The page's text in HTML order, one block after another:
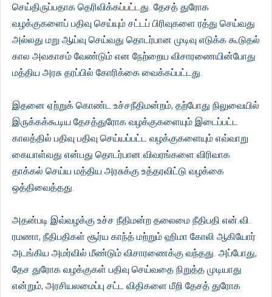
செய்திருப்பதாக தெரிவிக்கப்பட்டது. தேசத் துரோக
வழக்குகளைப் பதிவு செய்யும் சட்டப் பிரிவுகளை ரத்து செய்வது
அல்லது மறு ஆய்வு செய்வது தொடர்பான முடிவு எடுக்க கூடுதல்
கால அவகாசம் வேண்டும் என நேற்றைய விசாரணையின்போது
மத்திய அரசு தரப்பில் கோரிக்கை வைக்கப்பட்டது.
இதனை ஏற்றுக் கொண்ட உச்சநீதிமன்றம், தற்போது நிலுவையில்
இருக்கக்கூடிய தேசத்துரோக வழக்குகளையும் இடைப்பட்ட
காலத்தில் பதிவு பதிவு செய்யப்பட்ட வழக்குகளையும் எவ்வாறு
கையாள்வது என்பது தொடர்பான விவரங்களை விரிவாக
தாக்கல் செய்ய மத்திய அரசுக்கு உத்தரவிட்டு வழக்கை
ஒத்திவைத்தது.
அதன்படி இவ்வழக்கு உச்ச நீதிமன்ற தலைமை நீதிபதி என்.வி.
ரமணா, நீதிபதிகள் சூர்ய காந்த் மற்றும் ஹிமா கோலி ஆகியோர்
அடங்கிய அமர்வில் மீண்டும் விசாரணைக்கு வந்தது. அப்போது,
தேச துரோக வழக்குகள் பதிவு செய்வதை நிறுத்த முடியாது
என்றும், அரசியலமைப்பு சட்ட விதிகளை மீறி தேசத் துரோக